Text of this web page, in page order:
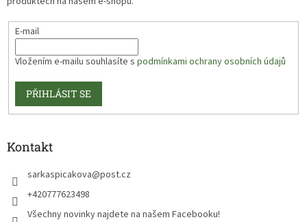
E-mail
Vložením e-mailu souhlasíte s podmínkami ochrany osobních údajů
PŘIHLÁSIT SE
Kontakt
sarkaspicakova@post.cz
+420777623498
Všechny novinky najdete na našem Facebooku!